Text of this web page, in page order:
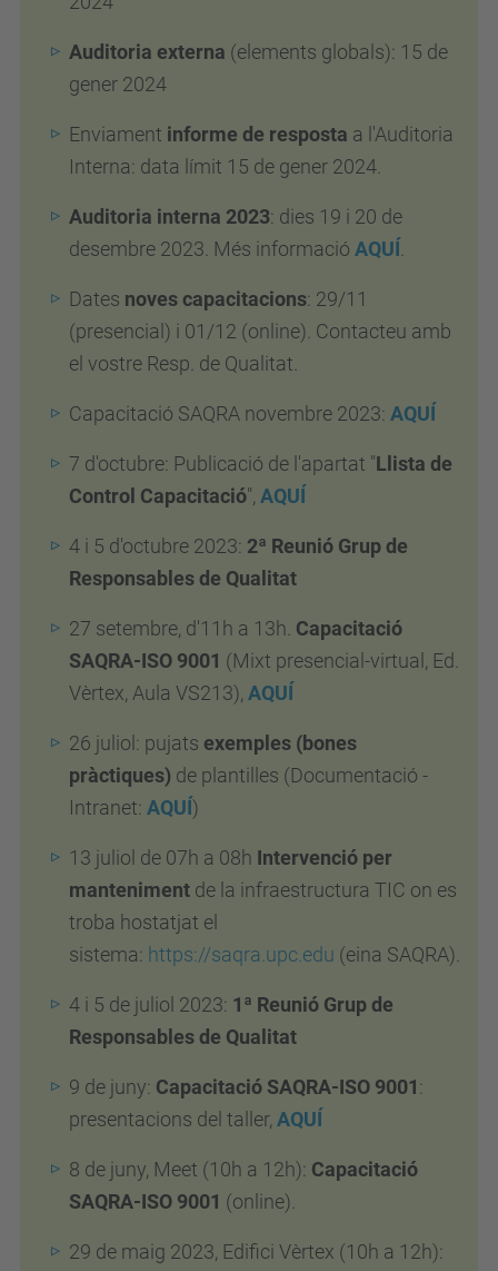
Auditoria externa (elements globals): 15 de
gener 2024
Enviament informe de resposta a l'Auditoria
Interna: data límit 15 de gener 2024.
Auditoria interna 2023: dies 19 i 20 de
desembre 2023. Més informació AQUÍ
Dates noves capacitacions: 29/11
(presencial) i 01/12 (online). Contacteu amb
el vostre Resp. de Qualitat.
Capacitació SAQRA novembre 2023: AQUÍ
7 d'octubre: Publicació de l'apartat "Llista de
Control Capacitació", AQUÍ
4 i 5 d'octubre 2023: 2ª Reunió Grup de
Responsables de Qualitat
27 setembre, d'11h a 13h. Capacitació
SAQRA-ISO 9001 (Mixt presencial-virtual, Ed.
Vèrtex, Aula VS213), AQUÍ
26 juliol: pujats exemples (bones
pràctiques) de plantilles (Documentació -
Intranet: AQUÍ)
13 juliol de 07h a 08h Intervenció per
manteniment de la infraestructura TIC on es
troba hostatjat el
sistema: https://saqra.upc.edu (eina SAQRA).
4 i 5 de juliol 2023: 1ª Reunió Grup de
Responsables de Qualitat
9 de juny: Capacitació SAQRA-ISO 9001:
presentacions del taller, AQUÍ
8 de juny, Meet (10h a 12h): Capacitació
SAQRA-ISO 9001 (online).
29 de maig 2023, Edifici Vèrtex (10h a 12h):